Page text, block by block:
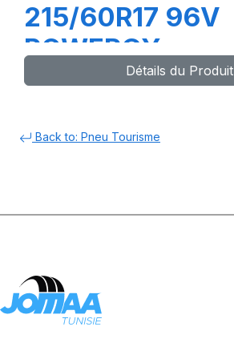
215/60R17 96V
POWERGY
Détails du Produit
Back to: Pneu Tourisme